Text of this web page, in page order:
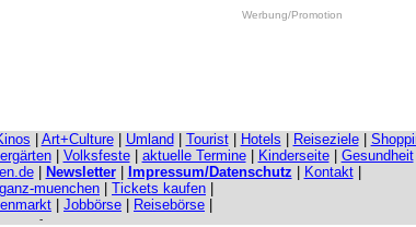
Werbung/Promotion
Art+Culture| Umland Tourist| Hotels Reiseziele|
| Volksfeste| aktuelle Termine| Kinderseite| Gesundheit|
| Newsletter| Impressum/Datenschutz Kontakt
muenchen Tickets kaufen
Jobbörse Reisebörse
-